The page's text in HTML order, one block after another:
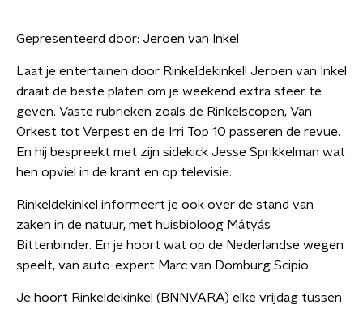
Gepresenteerd door: Jeroen van Inkel
Laat je entertainen door Rinkeldekinkel! Jeroen van Inkel
draait de beste platen om je weekend extra sfeer te
geven. Vaste rubrieken zoals de Rinkelscopen, Van
Orkest tot Verpest en de Irri Top 10 passeren de revue.
En hij bespreekt met zijn sidekick Jesse Sprikkelman wat
hen opviel in de krant en op televisie.
Rinkeldekinkel informeert je ook over de stand van
zaken in de natuur, met huisbioloog Mátyás
Bittenbinder. En je hoort wat op de Nederlandse wegen
speelt, van auto-expert Marc van Domburg Scipio.
Je hoort Rinkeldekinkel (BNNVARA) elke vrijdag tussen